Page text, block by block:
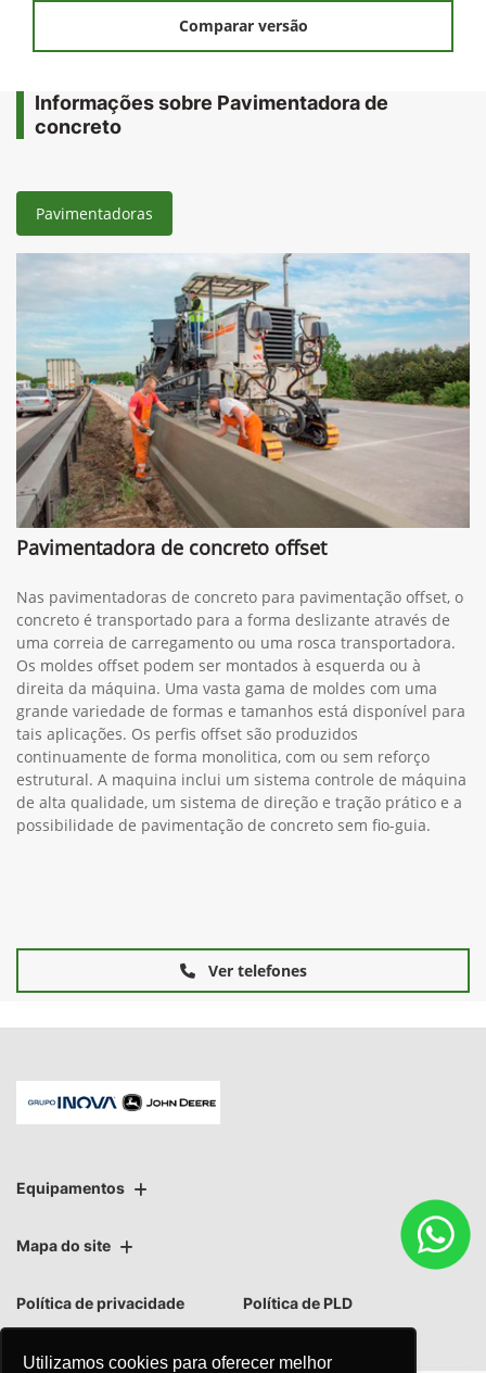
Utilizamos cookies para oferecer melhor
Comparar versão
Informações sobre Pavimentadora de
concreto
Pavimentadoras
Pavimentadora de concreto offset
Nas pavimentadoras de concreto para pavimentação offset, o
concreto é transportado para a forma deslizante através de
uma correia de carregamento ou uma rosca transportadora.
Os moldes offset podem ser montados à esquerda ou à
direita da máquina. Uma vasta gama de moldes com uma
grande variedade de formas e tamanhos está disponível para
tais aplicações. Os perfis offset são produzidos
continuamente de forma monolitica, com ou sem reforço
estrutural. A maquina inclui um sistema controle de máquina
de alta qualidade, um sistema de direção e tração prático e a
possibilidade de pavimentação de concreto sem fio-guia.
Ver telefones
Equipamentos
Mapa do site
Política de privacidade Política de PLD